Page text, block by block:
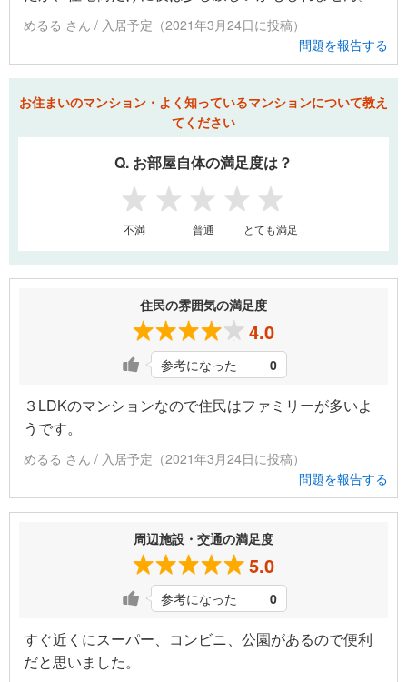
めるる さん / 入居予定（2021年3月24日に投稿）
問題を報告する
お住まいのマンション・よく知っているマンションについて教え
てください
Q. お部屋自体の満足度は？
1 2 3 4 5
不満 普通 とても満足
住民の雰囲気の満足度
4.0
参考になった 0
３LDKのマンションなので住民はファミリーが多いよ
うです。
めるる さん / 入居予定（2021年3月24日に投稿）
問題を報告する
周辺施設・交通の満足度
5.0
参考になった 0
すぐ近くにスーパー、コンビニ、公園があるので便利
だと思いました。